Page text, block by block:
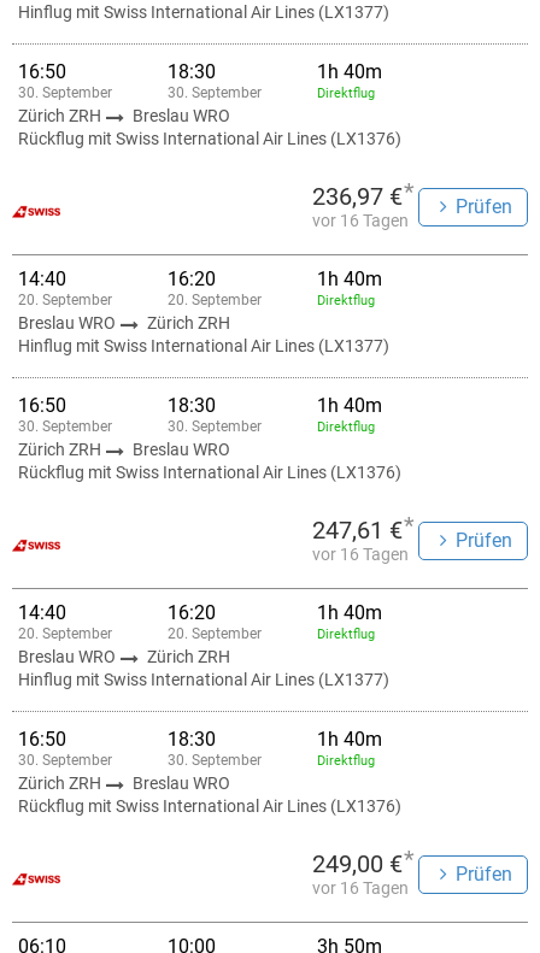
Hinflug mit Swiss International Air Lines (LX1377)
16:50
30. September
18:30
30. September
1h 40m
Direktflug
Zürich ZRH
Breslau WRO
Rückflug mit Swiss International Air Lines (LX1376)
236,97 €*
vor 16 Tagen
Prüfen
14:40
20. September
16:20
20. September
1h 40m
Direktflug
Breslau WRO
Zürich ZRH
Hinflug mit Swiss International Air Lines (LX1377)
16:50
30. September
18:30
30. September
1h 40m
Direktflug
Zürich ZRH
Breslau WRO
Rückflug mit Swiss International Air Lines (LX1376)
247,61 €*
vor 16 Tagen
Prüfen
14:40
20. September
16:20
20. September
1h 40m
Direktflug
Breslau WRO
Zürich ZRH
Hinflug mit Swiss International Air Lines (LX1377)
16:50
30. September
18:30
30. September
1h 40m
Direktflug
Zürich ZRH
Breslau WRO
Rückflug mit Swiss International Air Lines (LX1376)
249,00 €*
vor 16 Tagen
Prüfen
06:10 10:00 3h 50m